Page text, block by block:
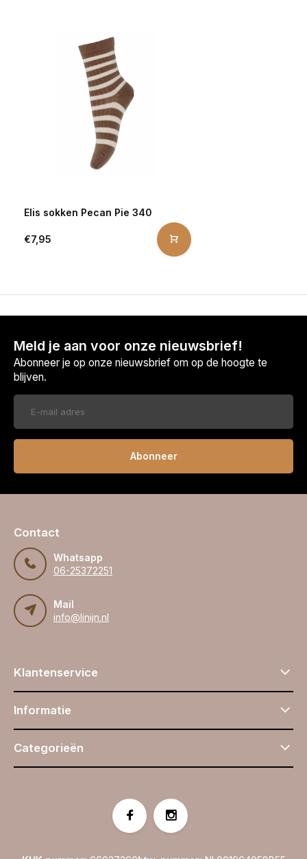
Elis sokken Pecan Pie 340
€7,95
Meld je aan voor onze nieuwsbrief!
Abonneer je op onze nieuwsbrief om op de hoogte te
blijven.
Abonneer
Contact
Whatsapp
06-25372251
Mail
info@linijn.nl
Klantenservice
Informatie
Categorieën